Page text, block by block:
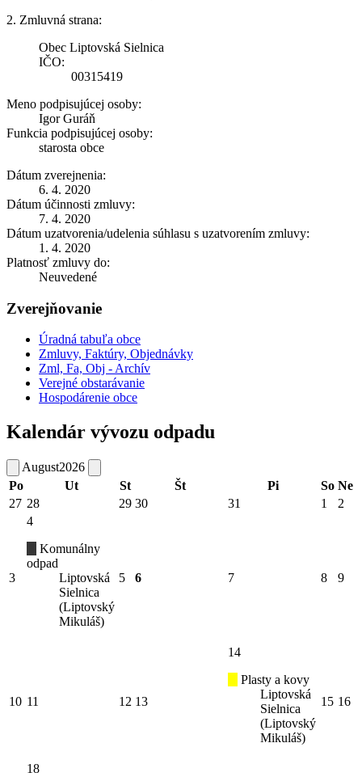
2. Zmluvná strana:
Obec Liptovská Sielnica
IČO:
00315419
Meno podpisujúcej osoby:
Igor Guráň
Funkcia podpisujúcej osoby:
starosta obce
Dátum zverejnenia:
6. 4. 2020
Dátum účinnosti zmluvy:
7. 4. 2020
Dátum uzatvorenia/udelenia súhlasu s uzatvorením zmluvy:
1. 4. 2020
Platnosť zmluvy do:
Neuvedené
Zverejňovanie
Úradná tabuľa obce
Zmluvy, Faktúry, Objednávky
Zml, Fa, Obj - Archív
Verejné obstarávanie
Hospodárenie obce
Kalendár vývozu odpadu
August2026
Po
Ut St Št Pi So Ne
27 28 29 30 31 1 2
3
4
Komunálny
odpad
Liptovská
Sielnica
(Liptovský
Mikuláš)
5 6 7 8 9
10 11 12 13
14
Plasty a kovy
Liptovská
Sielnica
(Liptovský
Mikuláš)
15 16
18